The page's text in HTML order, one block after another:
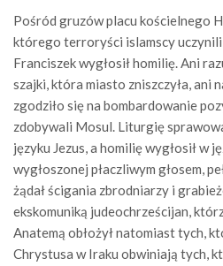
Pośród gruzów placu kościelnego
którego terroryści islamscy uczynili
Franciszek wygłosił homilię. Ani
szajki, która miasto zniszczyła, ani
zgodziło się na bombardowanie
zdobywali Mosul. Liturgię
języku Jezus, a homilię wygłosił w
wygłoszonej płaczliwym głosem,
żądał ścigania zbrodniarzy i
ekskomuniką judeochrześcijan,
Anatemą obłożył natomiast tych,
Chrystusa w Iraku obwiniają tych,